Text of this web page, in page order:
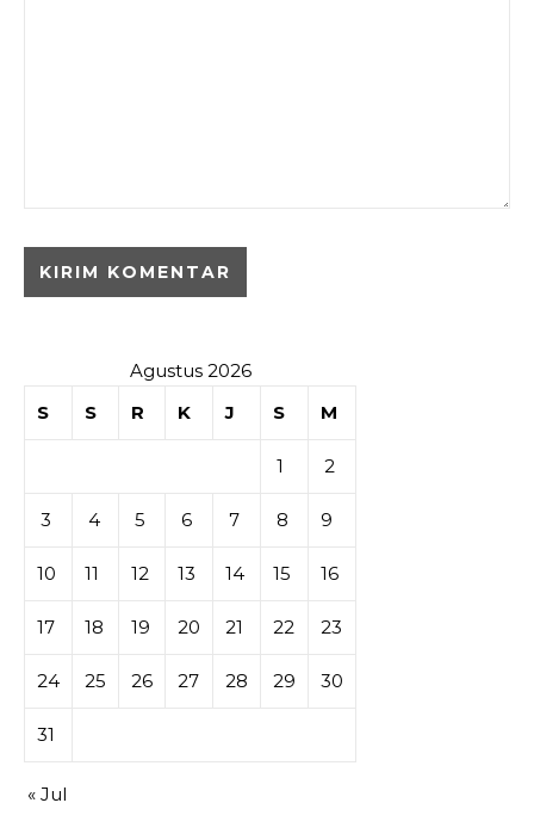
Agustus 2026
S
S R K J S M
1 2
3 4 5 6 7 8 9
10 11 12 13 14 15 16
17 18 19 20 21 22 23
24 25 26 27 28 29 30
31
« Jul